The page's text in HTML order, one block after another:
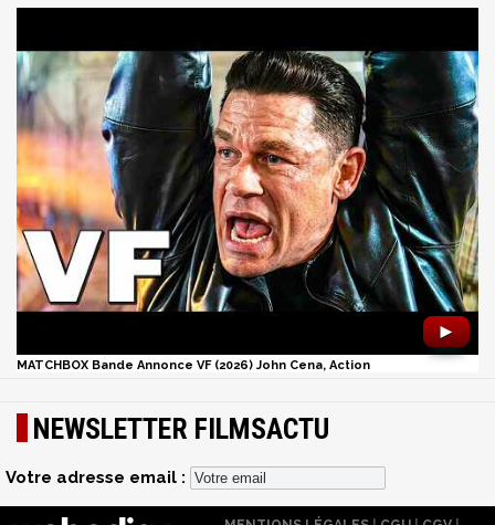
►
MATCHBOX Bande Annonce VF (2026) John Cena, Action
NEWSLETTER FILMSACTU
Votre adresse email :